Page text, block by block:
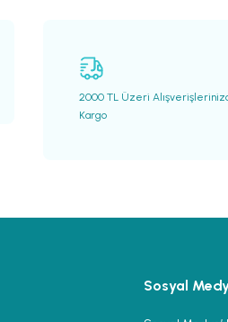
2000 TL Üzeri
Kargo
Sosyal